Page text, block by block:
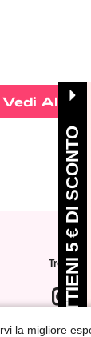
Vedi Altro
Trovaci su
la migliore
OTTIENI 5 € DI SCONTO